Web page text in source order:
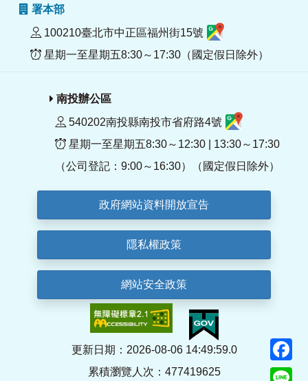
署本部
100210臺北市中正區福州街15號
星期一至星期五8:30～17:30（國定假日除外）
南投辦公區
540202南投縣南投市省府路4號
星期一至星期五8:30～12:30 | 13:30～17:30
（公司登記：9:00～16:30）（國定假日除外）
政府網站資料開放宣告
隱私權政策
網站安全政策
更新日期：2026-08-06 14:49:59.0
累積瀏覽人次：477419625